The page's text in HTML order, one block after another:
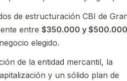
de estructuración CBI de
entre $350.000 y
elegido.
de la entidad mercantil, la
y un sólido plan de